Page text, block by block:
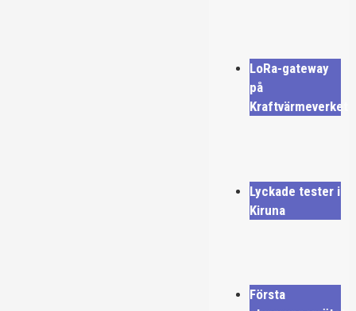
LoRa-gateway
på
Kraftvärmeverket
Lyckade tester i
Kiruna
Första